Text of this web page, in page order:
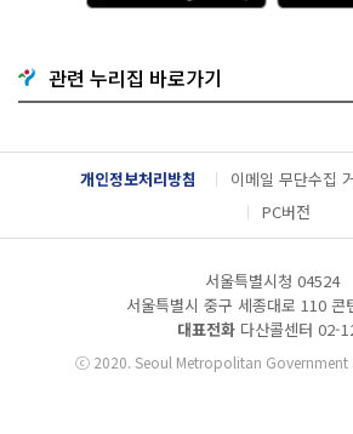
기
G
o
g
l
e
l
관련 누리집 바로가기
개인정보처리방침 이메일 무단수집
PC버전
서울특별시청 04524
서울특별시 중구 세종대로 110 콘
대표전화 다산콜센터 02-
ⓒ2020. Seoul Metropolitan Government